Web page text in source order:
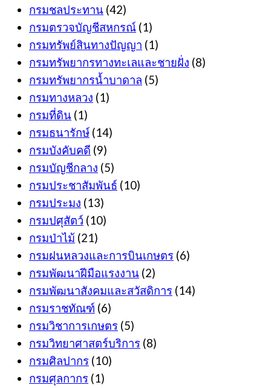
กรมชลประทาน (42)
กรมตรวจบัญชีสหกรณ์ (1)
กรมทรัพย์สินทางปัญญา (1)
กรมทรัพยากรทางทะเลและชายฝั่ง (8)
กรมทรัพยากรน้ำบาดาล (5)
กรมทางหลวง (1)
กรมที่ดิน (1)
กรมธนารักษ์ (14)
กรมบังคับคดี (9)
กรมบัญชีกลาง (5)
กรมประชาสัมพันธ์ (10)
กรมประมง (13)
กรมปศุสัตว์ (10)
กรมป่าไม้ (21)
กรมฝนหลวงและการบินเกษตร (6)
กรมพัฒนาฝีมือแรงงาน (2)
กรมพัฒนาสังคมและสวัสดิการ (14)
กรมราชทัณฑ์ (6)
กรมวิชาการเกษตร (5)
กรมวิทยาศาสตร์บริการ (8)
กรมศิลปากร (10)
กรมศุลกากร (1)